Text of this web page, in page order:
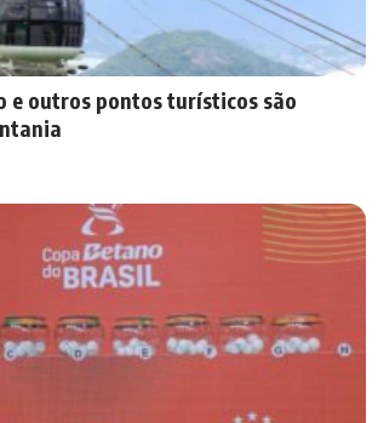
e outros pontos turísticos são